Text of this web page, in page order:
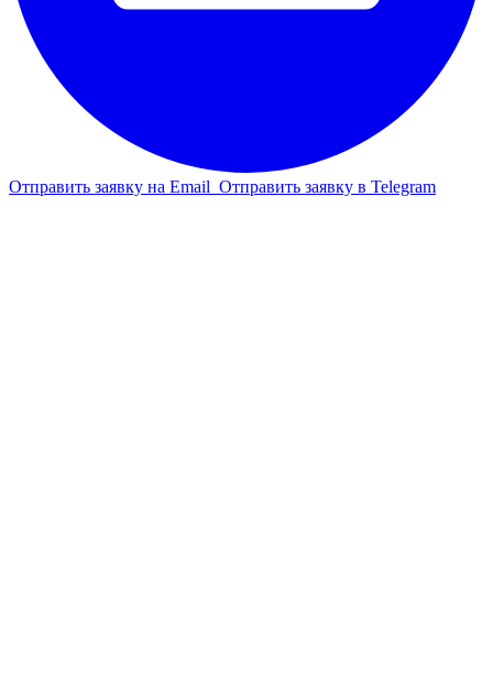
Отправить заявку на Email Отправить заявку в Telegram